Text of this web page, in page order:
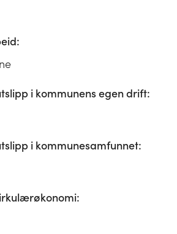
i kommunens egen drift:
i kommunesamfunnet: